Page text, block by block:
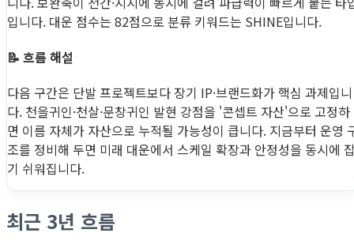
입니다. 대운 점수는 82점으로 분류 키워드는 SHINE입니다.
📝 흐름 해설
다음 구간은 단발 프로젝트보다 장기 IP·브랜드화가 핵심 과제입니
다. 천을귀인·천살·문창귀인 발현 강점을 '콘셉트 자산'으로 고정하
면 이름 자체가 자산으로 누적될 가능성이 큽니다. 지금부터 운영
조를 정비해 두면 미래 대운에서 스케일 확장과 안정성을 동시에
기 쉬워집니다.
최근 3년 흐름